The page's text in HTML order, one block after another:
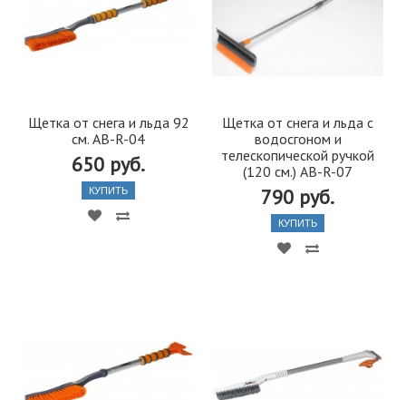
Щетка от снега и льда 92
см. AB-R-04
650 руб.
КУПИТЬ
Щетка от снега и льда с
водосгоном и
телескопической ручкой
(120 см.) AB-R-07
790 руб.
КУПИТЬ